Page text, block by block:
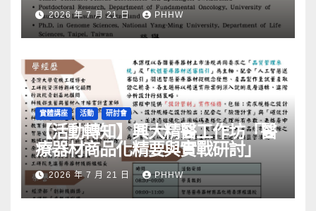
旅程」
2026 年 7 月 21 日 PHHW
實體講座 活動 研討會
【活動轉知】興大精醫工作坊「醫
療器材商品化精要與實戰研討」
2026 年 7 月 21 日 PHHW